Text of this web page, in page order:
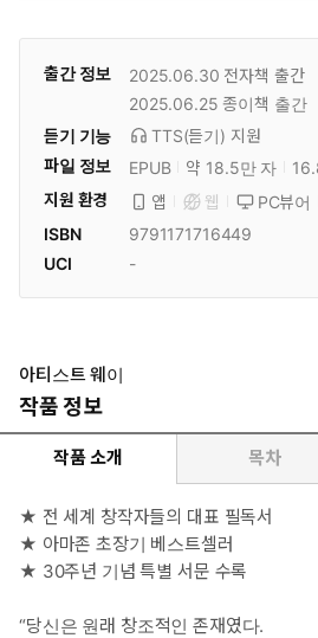
출간 정보 2025.06.30 전자책 출간
2025.06.25 종이책 출간
듣기 기능
TTS(듣기) 지원
파일 정보
EPUB 약 18.5만 자
지원 환경
앱 웹 PC뷰어
ISBN
9791171716449
UCI
-
아티스트 웨이
작품 정보
작품 소개 목차
★ 전 세계 창작자들의 대표 필독서
★ 아마존 초장기 베스트셀러
★ 30주년 기념 특별 서문 수록
“당신은 원래 창조적인 존재였다.